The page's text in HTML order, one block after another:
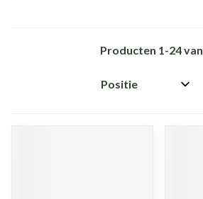
Producten 1-24van
Sorteer op: